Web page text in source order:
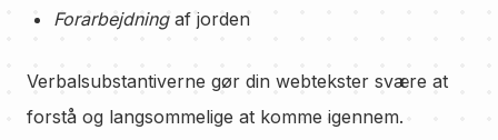
Forarbejdningaf jorden
Verbalsubstantiverne gør din webtekster svære at
forstå og langsommelige at komme igennem.